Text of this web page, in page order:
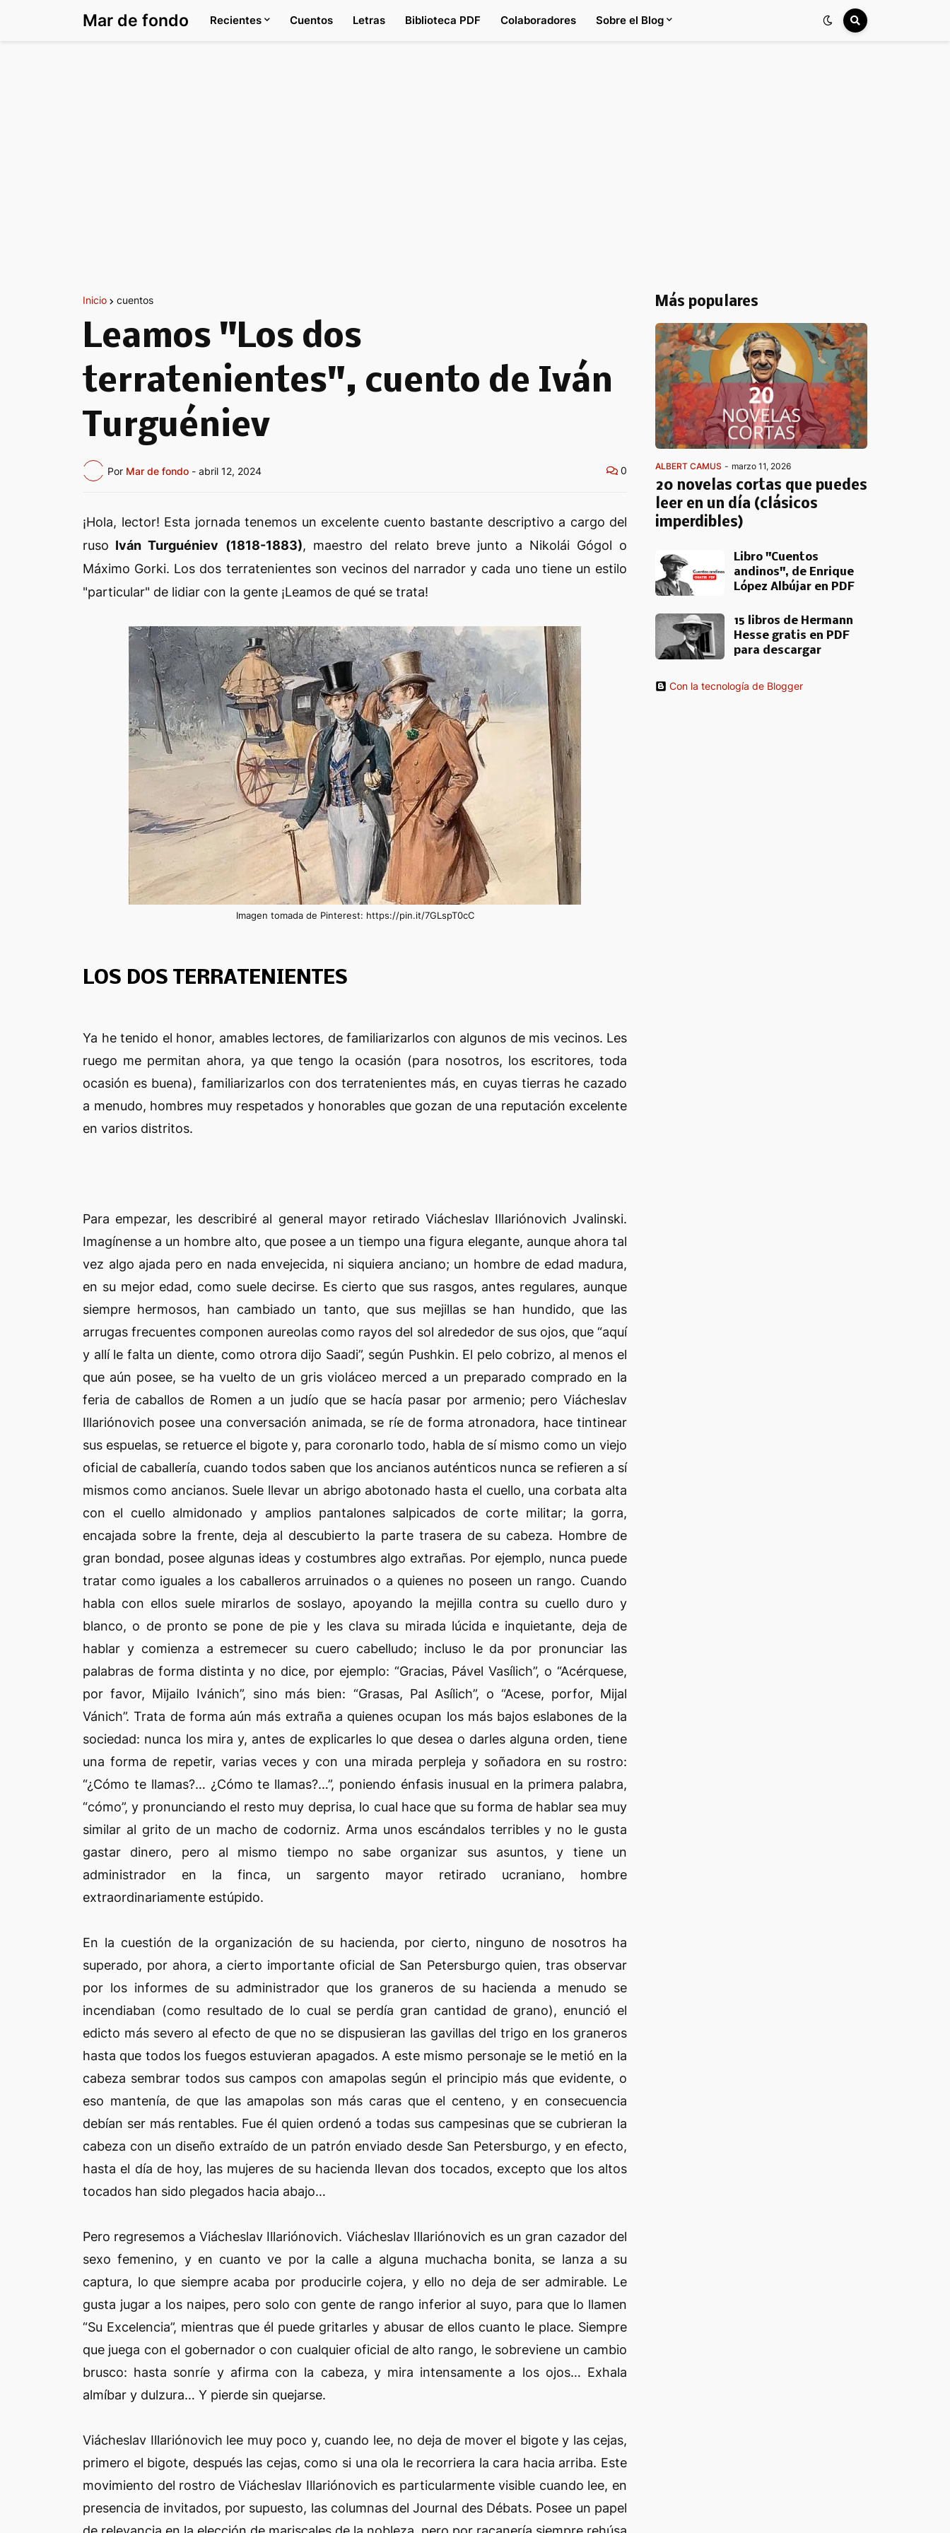
Mar de fondo Recientes Cuentos Letras Biblioteca PDF Colaboradores Sobre el Blog
Inicio cuentos
Leamos "Los dos
terratenientes", cuento de Iván
Turguéniev
Por Mar de fondo - abril 12, 2024 0
¡Hola, lector! Esta jornada tenemos un excelente cuento bastante descriptivo a cargo del
ruso Iván Turguéniev (1818-1883), maestro del relato breve junto a Nikolái Gógol o
Máximo Gorki. Los dos terratenientes son vecinos del narrador y cada uno tiene un estilo
"particular" de lidiar con la gente ¡Leamos de qué se trata!
Imagen tomada de Pinterest: https://pin.it/7GLspT0cC
LOS DOS TERRATENIENTES
Ya he tenido el honor, amables lectores, de familiarizarlos con algunos de mis vecinos. Les
ruego me permitan ahora, ya que tengo la ocasión (para nosotros, los escritores, toda
ocasión es buena), familiarizarlos con dos terratenientes más, en cuyas tierras he cazado
a menudo, hombres muy respetados y honorables que gozan de una reputación excelente
en varios distritos.
Para empezar, les describiré al general mayor retirado Viácheslav Illariónovich Jvalinski.
Imagínense a un hombre alto, que posee a un tiempo una figura elegante, aunque ahora tal
vez algo ajada pero en nada envejecida, ni siquiera anciano; un hombre de edad madura,
en su mejor edad, como suele decirse. Es cierto que sus rasgos, antes regulares, aunque
siempre hermosos, han cambiado un tanto, que sus mejillas se han hundido, que las
arrugas frecuentes componen aureolas como rayos del sol alrededor de sus ojos, que “aquí
y allí le falta un diente, como otrora dijo Saadi”, según Pushkin. El pelo cobrizo, al menos el
que aún posee, se ha vuelto de un gris violáceo merced a un preparado comprado en la
feria de caballos de Romen a un judío que se hacía pasar por armenio; pero Viácheslav
Illariónovich posee una conversación animada, se ríe de forma atronadora, hace tintinear
sus espuelas, se retuerce el bigote y, para coronarlo todo, habla de sí mismo como un viejo
oficial de caballería, cuando todos saben que los ancianos auténticos nunca se refieren a sí
mismos como ancianos. Suele llevar un abrigo abotonado hasta el cuello, una corbata alta
con el cuello almidonado y amplios pantalones salpicados de corte militar; la gorra,
encajada sobre la frente, deja al descubierto la parte trasera de su cabeza. Hombre de
gran bondad, posee algunas ideas y costumbres algo extrañas. Por ejemplo, nunca puede
tratar como iguales a los caballeros arruinados o a quienes no poseen un rango. Cuando
habla con ellos suele mirarlos de soslayo, apoyando la mejilla contra su cuello duro y
blanco, o de pronto se pone de pie y les clava su mirada lúcida e inquietante, deja de
hablar y comienza a estremecer su cuero cabelludo; incluso le da por pronunciar las
palabras de forma distinta y no dice, por ejemplo: “Gracias, Pável Vasílich”, o “Acérquese,
por favor, Mijailo Ivánich”, sino más bien: “Grasas, Pal Asílich”, o “Acese, porfor, Mijal
Vánich”. Trata de forma aún más extraña a quienes ocupan los más bajos eslabones de la
sociedad: nunca los mira y, antes de explicarles lo que desea o darles alguna orden, tiene
una forma de repetir, varias veces y con una mirada perpleja y soñadora en su rostro:
“¿Cómo te llamas?… ¿Cómo te llamas?…”, poniendo énfasis inusual en la primera palabra,
“cómo”, y pronunciando el resto muy deprisa, lo cual hace que su forma de hablar sea muy
similar al grito de un macho de codorniz. Arma unos escándalos terribles y no le gusta
gastar dinero, pero al mismo tiempo no sabe organizar sus asuntos, y tiene un
administrador en la finca, un sargento mayor retirado ucraniano, hombre
extraordinariamente estúpido.
En la cuestión de la organización de su hacienda, por cierto, ninguno de nosotros ha
superado, por ahora, a cierto importante oficial de San Petersburgo quien, tras observar
por los informes de su administrador que los graneros de su hacienda a menudo se
incendiaban (como resultado de lo cual se perdía gran cantidad de grano), enunció el
edicto más severo al efecto de que no se dispusieran las gavillas del trigo en los graneros
hasta que todos los fuegos estuvieran apagados. A este mismo personaje se le metió en la
cabeza sembrar todos sus campos con amapolas según el principio más que evidente, o
eso mantenía, de que las amapolas son más caras que el centeno, y en consecuencia
debían ser más rentables. Fue él quien ordenó a todas sus campesinas que se cubrieran la
cabeza con un diseño extraído de un patrón enviado desde San Petersburgo, y en efecto,
hasta el día de hoy, las mujeres de su hacienda llevan dos tocados, excepto que los altos
tocados han sido plegados hacia abajo…
Pero regresemos a Viácheslav Illariónovich. Viácheslav Illariónovich es un gran cazador del
sexo femenino, y en cuanto ve por la calle a alguna muchacha bonita, se lanza a su
captura, lo que siempre acaba por producirle cojera, y ello no deja de ser admirable. Le
gusta jugar a los naipes, pero solo con gente de rango inferior al suyo, para que lo llamen
“Su Excelencia”, mientras que él puede gritarles y abusar de ellos cuanto le place. Siempre
que juega con el gobernador o con cualquier oficial de alto rango, le sobreviene un cambio
brusco: hasta sonríe y afirma con la cabeza, y mira intensamente a los ojos… Exhala
almíbar y dulzura… Y pierde sin quejarse.
Viácheslav Illariónovich lee muy poco y, cuando lee, no deja de mover el bigote y las cejas,
primero el bigote, después las cejas, como si una ola le recorriera la cara hacia arriba. Este
movimiento del rostro de Viácheslav Illariónovich es particularmente visible cuando lee, en
presencia de invitados, por supuesto, las columnas del Journal des Débats. Posee un papel
Más populares
ALBERT CAMUS - marzo 11, 2026
20 novelas cortas que puedes
leer en un día (clásicos
imperdibles)
Libro "Cuentos
andinos", de Enrique
López Albújar en PDF
15 libros de Hermann
Hesse gratis en PDF
para descargar
Con la tecnología de Blogger